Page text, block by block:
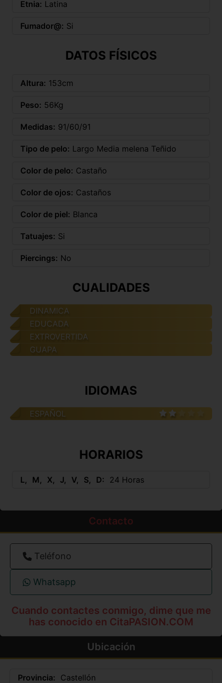
Etnia: Latina
Fumador@: Si
DATOS FÍSICOS
Altura: 153cm
Peso: 56Kg
Medidas: 91/60/91
Tipo de pelo: Largo Media melena Teñido
Color de pelo: Castaño
Color de ojos: Castaños
Color de piel: Blanca
Tatuajes: Si
Piercings: No
CUALIDADES
DINAMICA
EDUCADA
EXTROVERTIDA
GUAPA
IDIOMAS
ESPAÑOL
HORARIOS
L M X J V S D 24 Horas
Contacto
Teléfono
Whatsapp
Cuando contactes conmigo, dime que me
has conocido en CitaPASION.COM
Ubicación
Provincia: Castellón